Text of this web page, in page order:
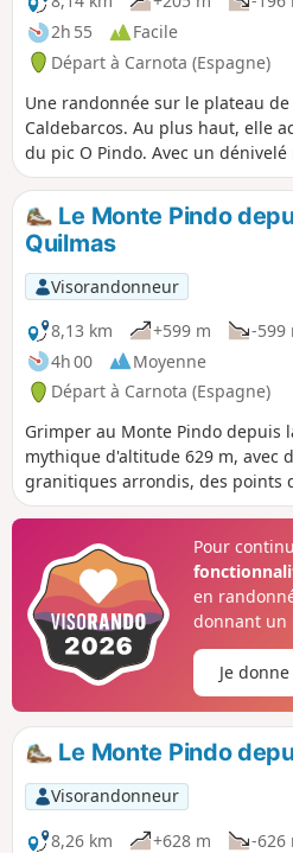
2h 55
Facile
Départ à Carnota (Espagne)
Une randonnée sur le plateau
Caldebarcos. Au plus haut, elle
du pic O Pindo. Avec un
de découvrir le Monte Pindo et
aussi de nombreuses
les Isles Lobeira, Ezaro, la Ria de
Finisterre.
Le Monte Pindo
Quilmas
Visorandonneur
8,13 km
+599 m
-599
4h 00
Moyenne
Départ à Carnota (Espagne)
Grimper au Monte Pindo depuis
mythique d'altitude 629 m, avec
granitiques arrondis, des points
une côte large et accidentée de
les crêtes et les alignements
partie, le chemin est large et
Pour
en
donnant un
Je
Le Monte Pindo
Visorandonneur
8,26 km
+628 m
-626